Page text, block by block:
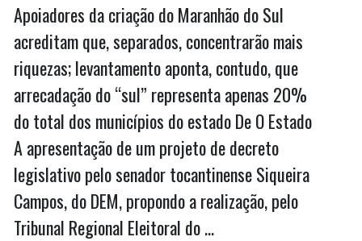
Apoiadores da criação do Maranhão do Sul
acreditam que, separados, concentrarão mais
riquezas; levantamento aponta, contudo, que
arrecadação do “sul” representa apenas 20%
do total dos municípios do estado De O Estado
A apresentação de um projeto de decreto
legislativo pelo senador tocantinense Siqueira
Campos, do DEM, propondo a realização, pelo
Tribunal Regional Eleitoral do …